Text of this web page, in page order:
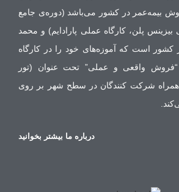
بیمه‌عمر در کشور می‌باشد (دوره‌ی جامع
پلن، کارگاه عملی پارادایم) و محمد
کشور است که آموزه‌های خود را در کارگاه
واقعی و عملی” تحت عنوان (تور
شرکت کنندگان در سطح شهر بر روی
درباره ما بیشتر بخوانید